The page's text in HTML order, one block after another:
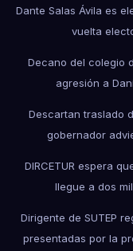
Dante Salas Ávila es
vuelta
Decano del colegio
agresión a
Descartan traslado
gobernador
DIRCETUR espera
llegue a dos
Dirigente de SUTEP
presentadas por la